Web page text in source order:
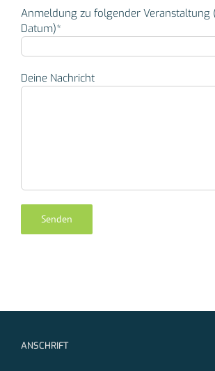
Anmeldung zu folgender Veranstaltung
Datum)*
Deine Nachricht
ANSCHRIFT